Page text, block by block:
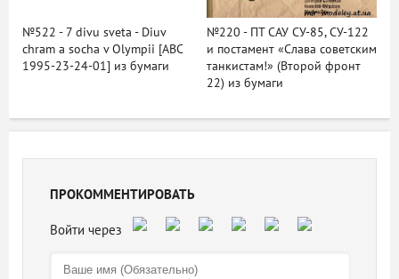
№522 - 7 divu sveta - Diuv
chram a socha v Olympii [ABC
1995-23-24-01] из бумаги
№220 - ПТ САУ СУ-85, СУ-122
и постамент «Слава советским
танкистам!» (Второй фронт
22) из бумаги
ПРОКОММЕНТИРОВАТЬ